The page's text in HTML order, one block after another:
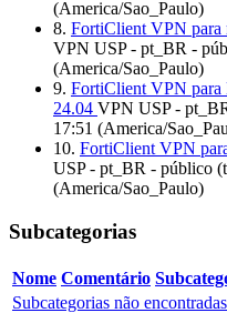
(America/Sao_Paulo)
8. FortiClient VPN para
VPN USP - pt_BR -
(America/Sao_Paulo)
9. FortiClient VPN
24.04 VPN USP -
17:51 (America/
10. FortiClient VPN
USP - pt_BR - público
(America/Sao_Paulo)
Subcategorias
Nome Comentário
Subcategorias não